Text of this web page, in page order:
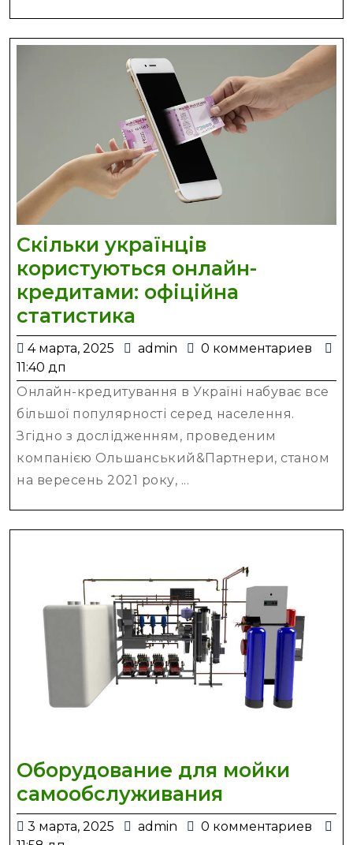
Скільки українців
користуються онлайн-
кредитами: офіційна
статистика
українців
користуються
онлайн-
кредитами:
офіційна
статистика
4 марта, 2025
4
2025
admin admin
0 комментариев
11:40 дп
Онлайн-кредитування в Україні набуває все
більшої популярності серед населення.
Згідно з дослідженням, проведеним
компанією Ольшанський&Партнери, станом
на вересень 2021 року, ...
Оборудование для мойки
самообслуживания
для
мойки
3 марта, 2025
3
admin admin
0 комментариев